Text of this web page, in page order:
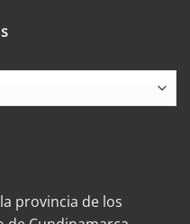
provincia de los